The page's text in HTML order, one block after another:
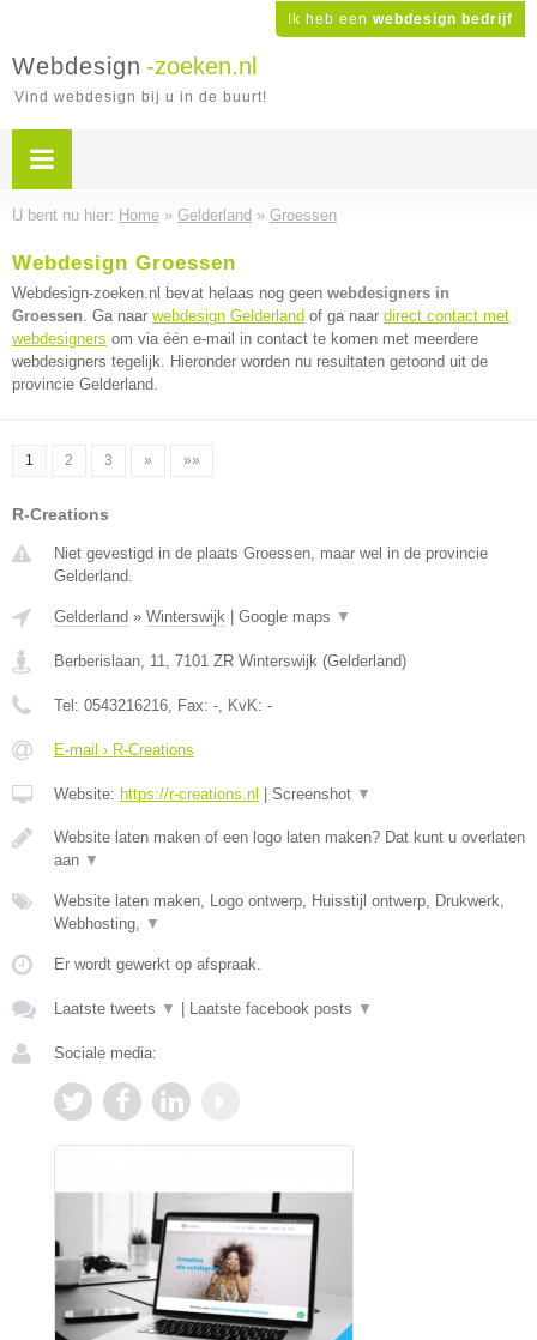
Ik heb een webdesign bedrijf
Webdesign -zoeken.nl
Vind webdesign bij u in de buurt!
U bent nu hier: Home » Gelderland » Groessen
Webdesign Groessen
Webdesign-zoeken.nl bevat helaas nog geen webdesigners in
Groessen. Ga naar webdesign Gelderland of ga naar direct contact met
webdesigners om via één e-mail in contact te komen met meerdere
webdesigners tegelijk. Hieronder worden nu resultaten getoond uit de
provincie Gelderland.
1 2 3 » »»
R-Creations
Niet gevestigd in de plaats Groessen, maar wel in de provincie
Gelderland.
Gelderland » Winterswijk Google maps ▼
Berberislaan, 11, 7101 ZR Winterswijk (Gelderland)
Tel: 0543216216, Fax: -, KvK: -
E-mail › R-Creations
Website: https://r-creations.nl Screenshot ▼
Website laten maken of een logo laten maken? Dat kunt u overlaten
aan ▼
Website laten maken, Logo ontwerp, Huisstijl ontwerp, Drukwerk,
Webhosting, ▼
Er wordt gewerkt op afspraak.
Laatste tweets ▼ Laatste facebook posts ▼
Sociale media: